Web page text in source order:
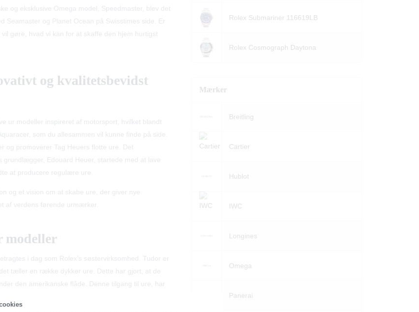
og eksklusive Omega model, Speedmaster, blev det
Seamaster og Planet Ocean på Swisstimes side. Er
gøre, hvad vi kan for at skaffe den hjem hurtigst
og kvalitetsbevidst
ur modeller inspireret af motorsport, hvilket blandt
som du allesammen vil kunne finde på side.
og promoverer Tag Heuers flotte ure. Det
Edouard Heuer, startede med at lave
at producere regulære ure.
og et vision om at skabe ure, der giver nye
af verdens førende urmærker.
modeller
i dag som Rolex’s søstervirksomhed. Tudor er
tæller en række dykker ure. Dette har gjort, at de
den amerikanske flåde. Denne tilgang til ure, har
og robusthed. Samtidig er modellerne tydeligt
og Tudors ure emmer således på én gang af
Rolex Submariner 116619LB
Rolex Cosmograph Daytona
Mærker
Breitling
Cartier
Hublot
IWC
Longines
Omega
Panerai